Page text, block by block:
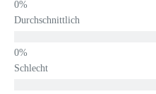
Durchschnittlich
Schlecht